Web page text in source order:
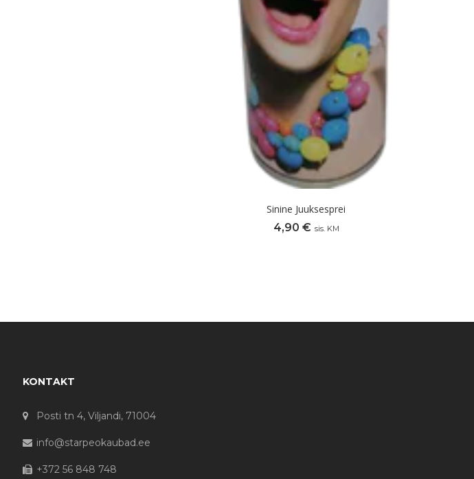
Sinine Juuksesprei
4,90 € sis. KM
KONTAKT
Posti tn 4, Viljandi, 71004
info@starpeokaubad.ee
+372 56 848 748